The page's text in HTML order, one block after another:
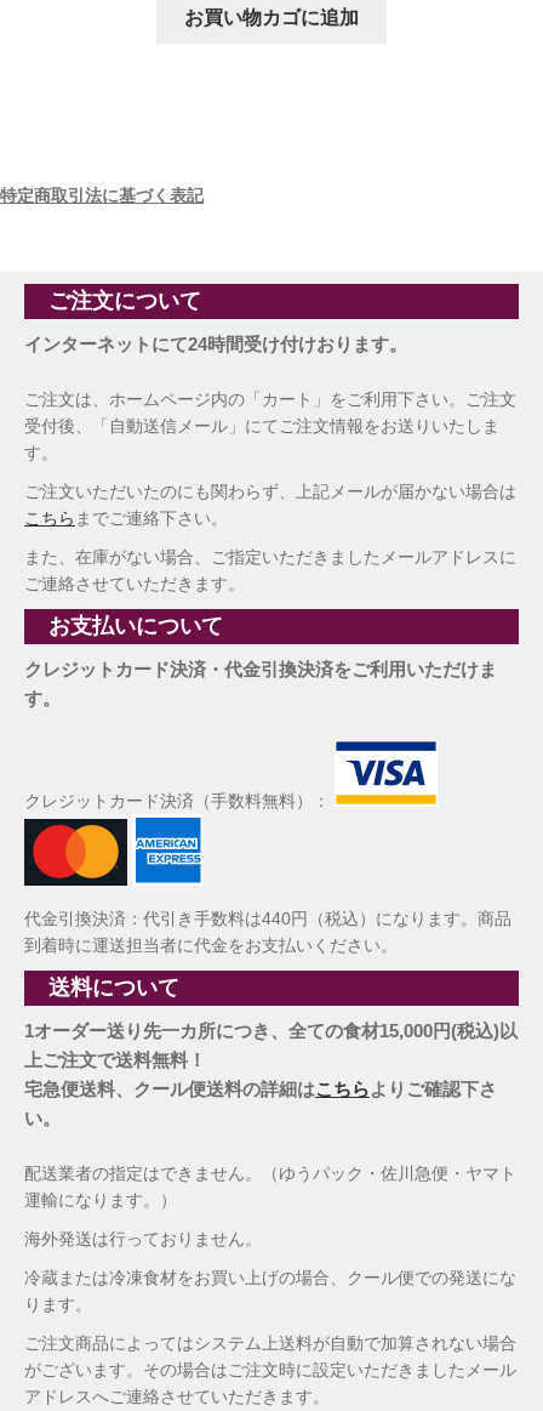
お買い物カゴに追加
特定商取引法に基づく表記
ご注文について
インターネットにて24時間受け付けおります。
ご注文は、ホームページ内の「カート」をご利用下さい。ご注文
受付後、「自動送信メール」にてご注文情報をお送りいたしま
す。
ご注文いただいたのにも関わらず、上記メールが届かない場合は
こちら までご連絡下さい。
また、在庫がない場合、ご指定いただきましたメールアドレスに
ご連絡させていただきます。
お支払いについて
クレジットカード決済・代金引換決済をご利用いただけま
す。
クレジットカード決済（手数料無料）：
代金引換決済：代引き手数料は440円（税込）になります。商品
到着時に運送担当者に代金をお支払いください。
送料について
1オーダー送り先一カ所につき、全ての食材15,000円(税込)以
上ご注文で送料無料！
宅急便送料、クール便送料の詳細はこちらよりご確認下さ
い。
配送業者の指定はできません。（ゆうパック・佐川急便・ヤマト
運輸になります。）
海外発送は行っておりません。
冷蔵または冷凍食材をお買い上げの場合、クール便での発送にな
ります。
ご注文商品によってはシステム上送料が自動で加算されない場合
がございます。その場合はご注文時に設定いただきましたメール
アドレスへご連絡させていただきます。